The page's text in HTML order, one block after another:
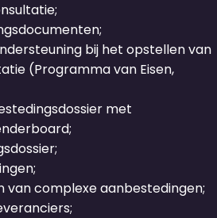
bij het opstellen van
(Programma van Eisen,
met
van complexe aanbestedingen;